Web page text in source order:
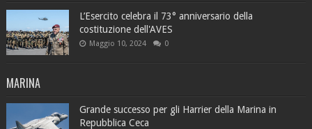
L’Esercito celebra il 73° anniversario della
costituzione dell'AVES
Maggio 10, 2024 0
MARINA
Grande successo per gli Harrier della Marina in
Repubblica Ceca